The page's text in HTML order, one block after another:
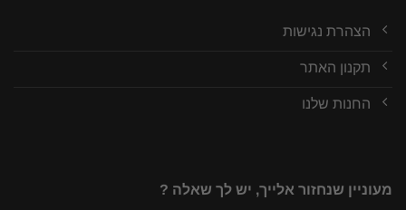
הצהרת נגישות
תקנון האתר
החנות שלנו
מעוניין שנחזור אלייך, יש לך שאלה ?